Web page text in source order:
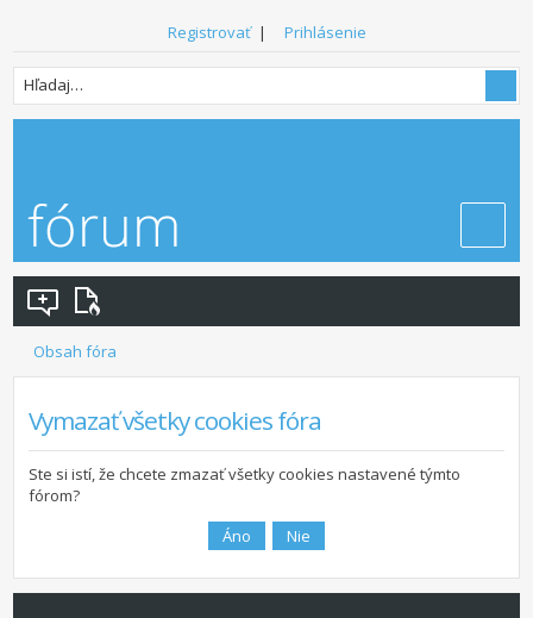
Registrovať| Prihlásenie
Obsah fóra
Vymazať všetky cookies fóra
Ste si istí, že chcete zmazať všetky cookies nastavené týmto
fórom?